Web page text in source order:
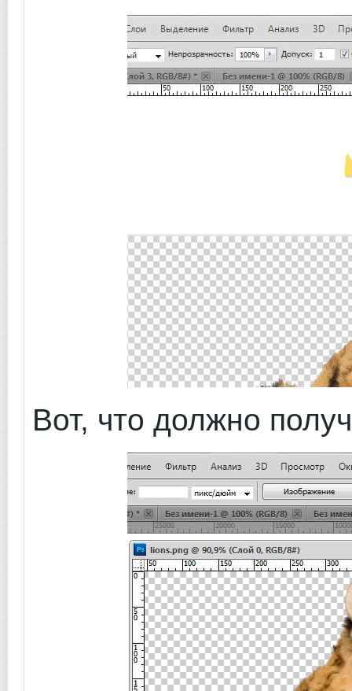
Вот, что должно